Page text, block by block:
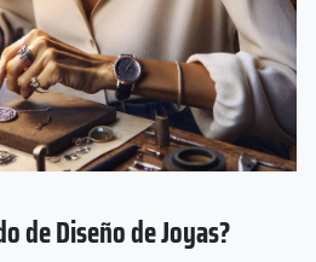
de Diseño de Joyas?